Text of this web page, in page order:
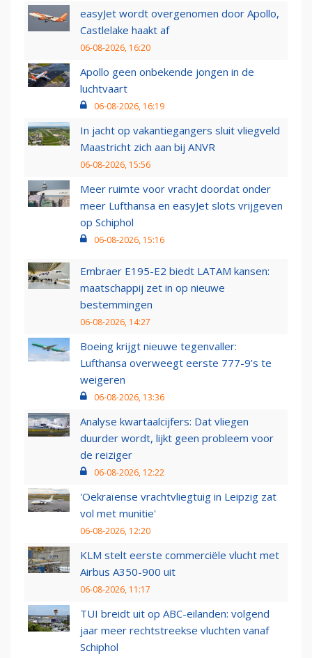
easyJet wordt overgenomen door Apollo,
Castlelake haakt af
06-08-2026, 16:20
Apollo geen onbekende jongen in de
luchtvaart
06-08-2026, 16:19
In jacht op vakantiegangers sluit vliegveld
Maastricht zich aan bij ANVR
06-08-2026, 15:56
Meer ruimte voor vracht doordat onder
meer Lufthansa en easyJet slots vrijgeven
op Schiphol
06-08-2026, 15:16
Embraer E195-E2 biedt LATAM kansen:
maatschappij zet in op nieuwe
bestemmingen
06-08-2026, 14:27
Boeing krijgt nieuwe tegenvaller:
Lufthansa overweegt eerste 777-9’s te
weigeren
06-08-2026, 13:36
Analyse kwartaalcijfers: Dat vliegen
duurder wordt, lijkt geen probleem voor
de reiziger
06-08-2026, 12:22
'Oekraïense vrachtvliegtuig in Leipzig zat
vol met munitie'
06-08-2026, 12:20
KLM stelt eerste commerciële vlucht met
Airbus A350-900 uit
06-08-2026, 11:17
TUI breidt uit op ABC-eilanden: volgend
jaar meer rechtstreekse vluchten vanaf
Schiphol